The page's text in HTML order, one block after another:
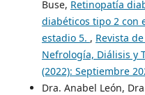
Buse, Retinopatía
diabéticos tipo 2 con
estadio 5. , Revista
Nefrología, Diálisis y
(2022): Septiembre
Dra. Anabel León,